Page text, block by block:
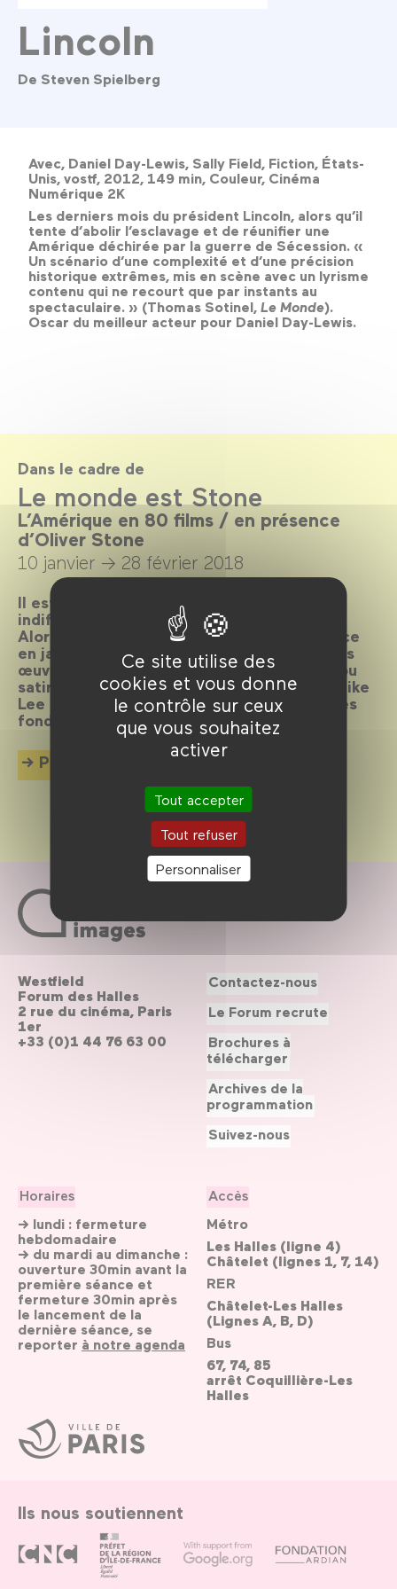
Ce site utilise des
cookies et vous donne
le contrôle sur ceux
que vous souhaitez
activer
Tout accepter
Tout refuser
Personnaliser
Lincoln
De Steven Spielberg
Avec, Daniel Day-Lewis, Sally Field, Fiction, États-
Unis, vostf, 2012, 149 min, Couleur, Cinéma
Numérique 2K
Les derniers mois du président Lincoln, alors qu’il
tente d’abolir l’esclavage et de réunifier une
Amérique déchirée par la guerre de Sécession. «
Un scénario d’une complexité et d’une précision
historique extrêmes, mis en scène avec un lyrisme
contenu qui ne recourt que par instants au
spectaculaire. » (Thomas Sotinel, Le Monde).
Oscar du meilleur acteur pour Daniel Day-Lewis.
Dans le cadre de
Le monde est Stone
L’Amérique en 80 films / en présence
d’Oliver Stone
10 janvier → 28 février 2018
Il est des cinéastes qui ne laissent pas
indifférents, et Oliver Stone en fait partie.
Alors qu’il nous fait l’honneur de sa présence
en janvier, son cinéma résonne avec d’autres
œuvres offrant une vision lyrique, critique ou
satirique des États-Unis. De John Ford à Spike
Lee ou à Michael Mann, explorons les mythes
fondateurs de l’imaginaire américain.
Plus d'info
Ville
de
Paris
Westfield
Forum des Halles
2 rue du cinéma, Paris
1er
+33 (0)1 44 76 63 00
Horaires
→ lundi : fermeture
hebdomadaire
→ du mardi au dimanche :
ouverture 30min avant la
première séance et
fermeture 30min après
le lancement de la
dernière séance, se
reporter à notre agenda
Accès
Métro
Les Halles (ligne 4)
Châtelet (lignes 1, 7, 14)
RER
Châtelet-Les Halles
(Lignes A, B, D)
Bus
67, 74, 85
arrêt Coquillière-Les
Halles
Contactez-nous
Le Forum recrute
Brochures à
télécharger
Archives de la
programmation
Suivez-nous
Ils nous soutiennent